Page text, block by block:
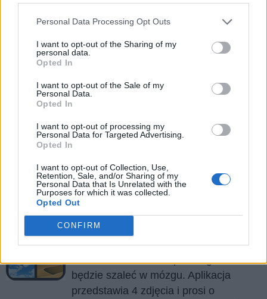
Personal Data Processing Opt Outs
I want to opt-out of the Sharing of my
personal data.
Opted In
I want to opt-out of the Sale of my
Personal Data.
Opted In
I want to opt-out of processing my
Personal Data for Targeted Advertising.
Opted In
I want to opt-out of Collection, Use,
Retention, Sale, and/or Sharing of my
Personal Data that Is Unrelated with the
Purposes for which it was collected.
Opted Out
CONFIRM
wszystkie
według
wprowadź
wszystkie
4 Obrazki 1 Słowo to dziś jedna z
najpopularniejszych aplikacji na rynku!
4 Obrazki 1 Słowo to prosta gra, która
będzie szaleć w mózgu. Aplikacja
przedstawia 4 zdjęcia i prosi o